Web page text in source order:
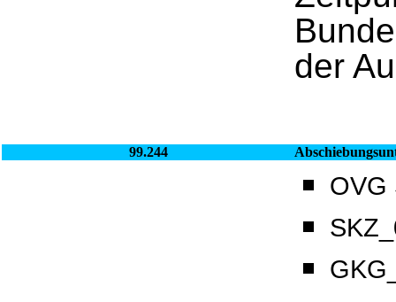
der
99.244
OVG